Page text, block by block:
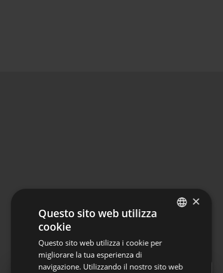
×
Questo sito web utilizza
cookie
Questo sito web utilizza i cookie per
migliorare la tua esperienza di
navigazione. Utilizzando il nostro sito web